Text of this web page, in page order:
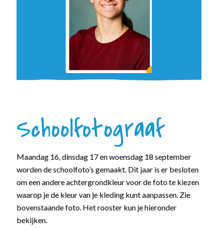
Schoolfotograaf
Maandag 16, dinsdag 17 en woensdag 18 september
worden de schoolfoto’s gemaakt. Dit jaar is er besloten
om een andere achtergrondkleur voor de foto te kiezen
waarop je de kleur van je kleding kunt aanpassen. Zie
bovenstaande foto. Het rooster kun je hieronder
bekijken.